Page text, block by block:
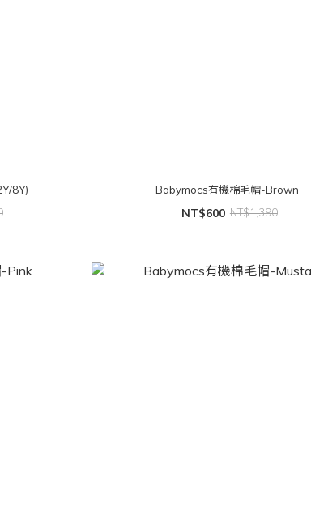
8Y) Babymocs有機棉毛帽-Brown
NT$600 NT$1,390